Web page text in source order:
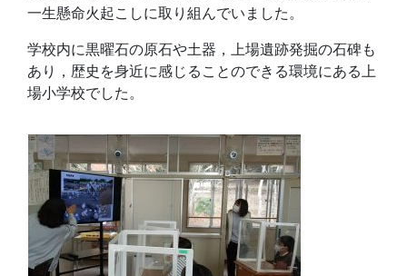
一生懸命火起こしに取り組んでいました。
学校内に黒曜石の原石や土器，上場遺跡発掘の石碑も
あり，歴史を身近に感じることのできる環境にある上
場小学校でした。